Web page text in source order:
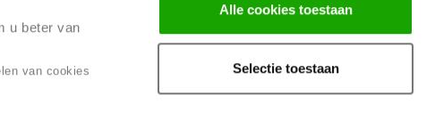
u beter van
van cookies
Alle cookies toestaan
Selectie toestaan